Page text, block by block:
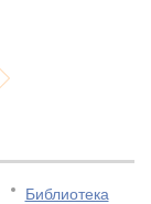
Библиотека